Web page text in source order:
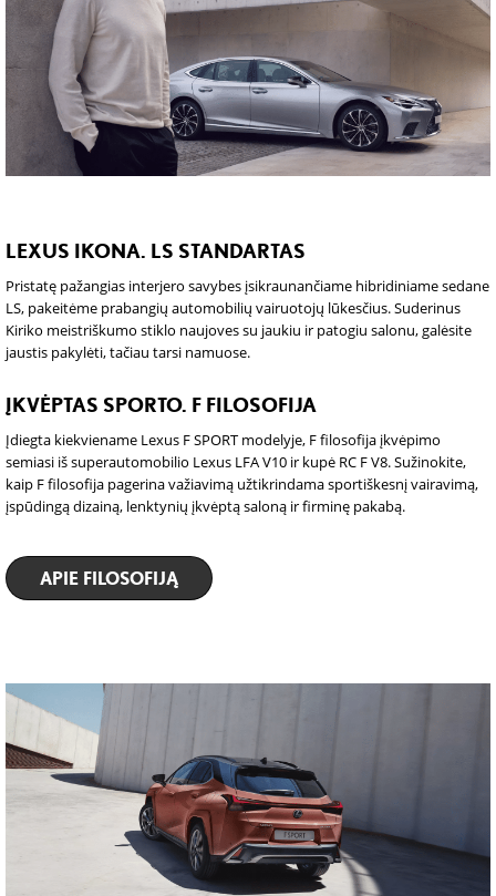
LEXUS IKONA. LS STANDARTAS
Pristatę pažangias interjero savybes įsikraunančiame hibridiniame sedane
LS, pakeitėme prabangių automobilių vairuotojų lūkesčius. Suderinus
Kiriko meistriškumo stiklo naujoves su jaukiu ir patogiu salonu, galėsite
jaustis pakylėti, tačiau tarsi namuose.
ĮKVĖPTAS SPORTO. F FILOSOFIJA
Įdiegta kiekviename Lexus F SPORT modelyje, F filosofija įkvėpimo
semiasi iš superautomobilio Lexus LFA V10 ir kupė RC F V8. Sužinokite,
kaip F filosofija pagerina važiavimą užtikrindama sportiškesnį vairavimą,
įspūdingą dizainą, lenktynių įkvėptą saloną ir firminę pakabą.
APIE FILOSOFIJĄ